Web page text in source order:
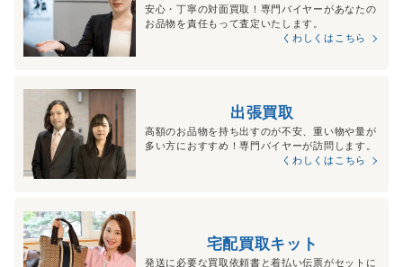
安心・丁寧の対面買取！専門バイヤーがあなたの
お品物を責任もって査定いたします。
くわしくはこちら
出張買取
高額のお品物を持ち出すのが不安、重い物や量が
多い方におすすめ！専門バイヤーが訪問します。
くわしくはこちら
宅配買取キット
発送に必要な買取依頼書と着払い伝票がセットに